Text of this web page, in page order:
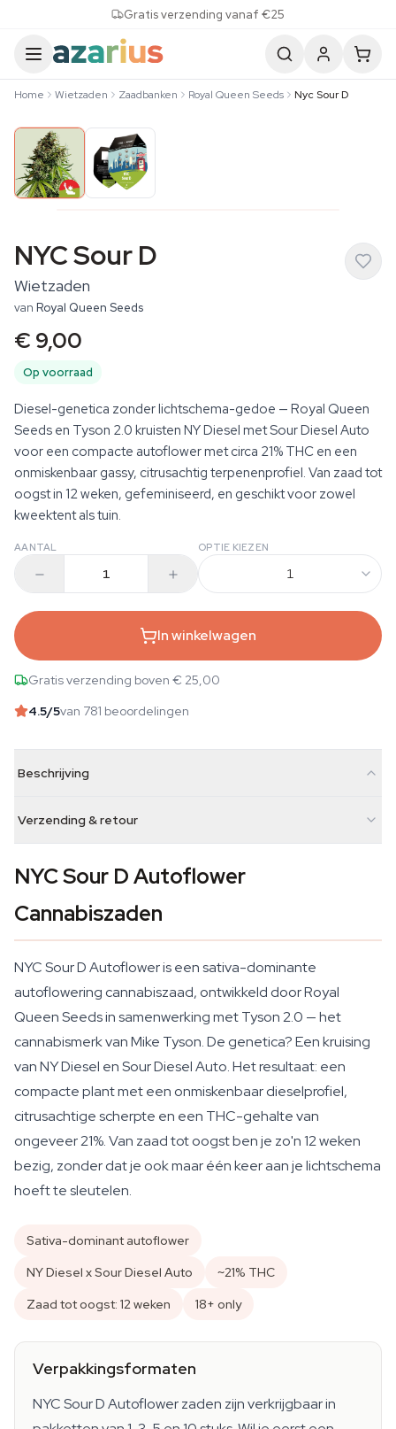
Gratis verzending vanaf €25
Home Wietzaden Zaadbanken Royal Queen Seeds Nyc Sour D
NYC Sour D
Wietzaden
van Royal Queen Seeds
€ 9,00
Op voorraad
Diesel-genetica zonder lichtschema-gedoe — Royal Queen
Seeds en Tyson 2.0 kruisten NY Diesel met Sour Diesel Auto
voor een compacte autoflower met circa 21% THC en een
onmiskenbaar gassy, citrusachtig terpenenprofiel. Van zaad tot
oogst in 12 weken, gefeminiseerd, en geschikt voor zowel
kweektent als tuin.
AANTAL OPTIE KIEZEN
1
In winkelwagen
Gratis verzending boven € 25,00
4.5/5van 781 beoordelingen
Beschrijving
Verzending & retour
NYC Sour D Autoflower
Cannabiszaden
NYC Sour D Autoflower is een sativa-dominante
autoflowering cannabiszaad, ontwikkeld door Royal
Queen Seeds in samenwerking met Tyson 2.0 — het
cannabismerk van Mike Tyson. De genetica? Een kruising
van NY Diesel en Sour Diesel Auto. Het resultaat: een
compacte plant met een onmiskenbaar dieselprofiel,
citrusachtige scherpte en een THC-gehalte van
ongeveer 21%. Van zaad tot oogst ben je zo'n 12 weken
bezig, zonder dat je ook maar één keer aan je lichtschema
hoeft te sleutelen.
Sativa-dominant autoflower
NY Diesel x Sour Diesel Auto
~21% THC
Zaad tot oogst: 12 weken
18+ only
Verpakkingsformaten
NYC Sour D Autoflower zaden zijn verkrijgbaar in